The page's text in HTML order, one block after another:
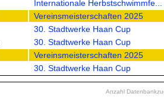
Internationale Herbstschwimmfe...
Vereinsmeisterschaften 2025
30. Stadtwerke Haan Cup
30. Stadtwerke Haan Cup
Vereinsmeisterschaften 2025
30. Stadtwerke Haan Cup
Anzahl